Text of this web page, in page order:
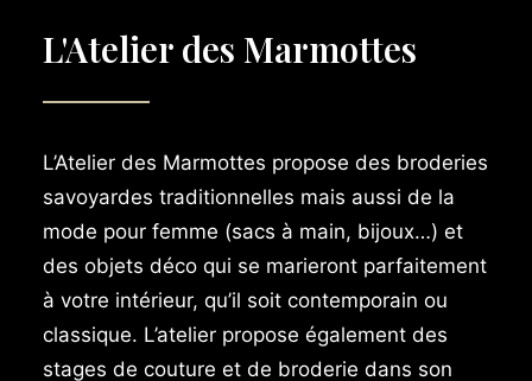
L'Atelier des Marmottes
L’Atelier des Marmottes propose des broderies
savoyardes traditionnelles mais aussi de la
mode pour femme (sacs à main, bijoux…) et
des objets déco qui se marieront parfaitement
à votre intérieur, qu’il soit contemporain ou
classique. L’atelier propose également des
stages de couture et de broderie dans son